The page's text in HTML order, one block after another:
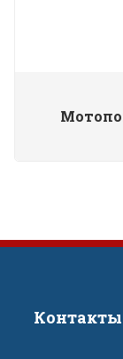
Контакты